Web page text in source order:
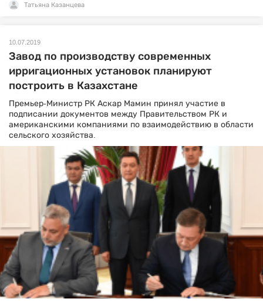
Татьяна Казанцева
10.07.2019
Завод по производству современных
ирригационных установок планируют
построить в Казахстане
Премьер-Министр РК Аскар Мамин принял участие в
подписании документов между Правительством РК и
американскими компаниями по взаимодействию в области
сельского хозяйства.